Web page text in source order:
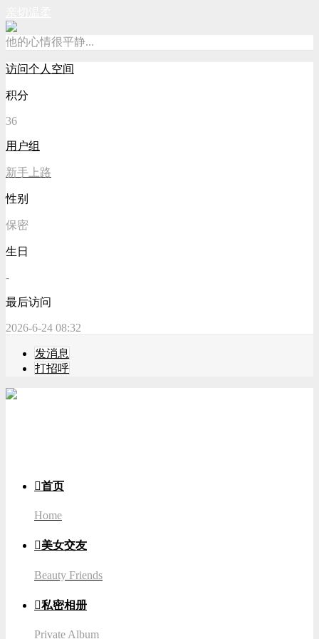
他的心情很平静...
访问个人空间
积分
36
用户组
新手上路
性别
保密
生日
-
最后访问
2026-6-24 08:32
发消息
打招呼
首页
Home
美女交友
Beauty Friends
私密相册
Private Album